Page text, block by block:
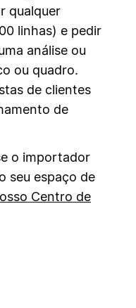
qualquer
linhas) e pedir
análise ou
ou quadro.
de clientes
de
o importador
seu espaço de
Centro de